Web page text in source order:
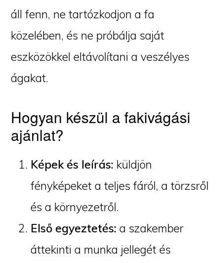
áll fenn, ne tartózkodjon a fa
közelében, és ne próbálja saját
eszközökkel eltávolítani a veszélyes
ágakat.
Hogyan készül a fakivágási
ajánlat?
Képek és leírás: küldjön
fényképeket a teljes fáról, a törzsről
és a környezetről.
Első egyeztetés: a szakember
áttekinti a munka jellegét és